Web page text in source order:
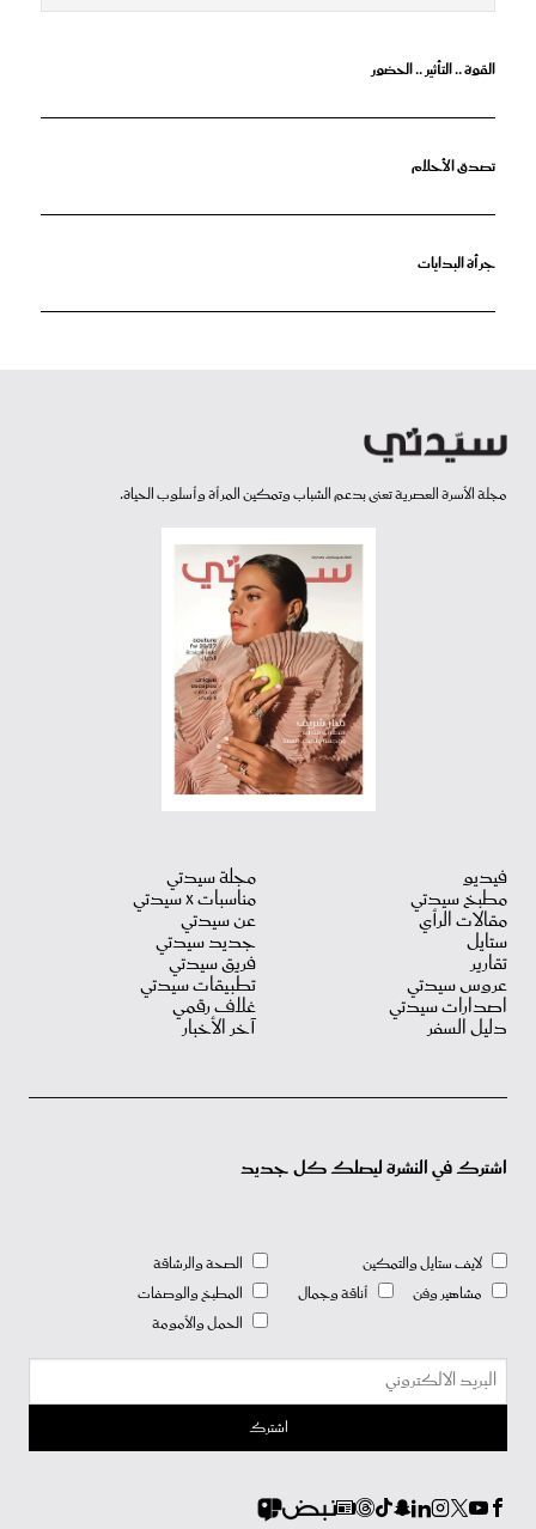
القوة .. التأثير .. الحضور
تصدق الأحلام
جرأة البدايات
مجلة الأسرة العصرية تعنى بدعم الشباب وتمكين المرأة وأسلوب الحياة.
فيديو
مطبخ سيدتي
مقالات الرأي
ستايل
تقارير
عروس سيدتي
اصدارات سيدتي
دليل السفر
مجلة سيدتي
مناسبات X سيدتي
عن سيدتي
جديد سيدتي
فريق سيدتي
تطبيقات سيدتي
غلاف رقمي
آخر الأخبار
اشترك في النشرة ليصلك كل جديد
لايف ستايل والتمكين
مشاهير وفن
أناقة وجمال
الصحة والرشاقة
المطبخ والوصفات
الحمل والأمومة